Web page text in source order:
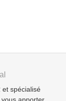
et spécialisé
apporter